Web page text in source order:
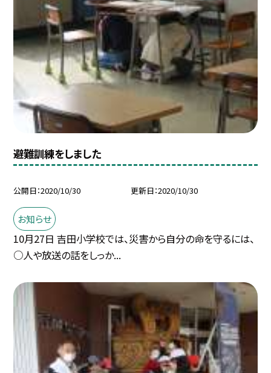
避難訓練をしました
公開日 2020/10/30 更新日 2020/10/30
お知らせ
10月27日 吉田小学校では、災害から自分の命を守るには、
○人や放送の話をしっか...